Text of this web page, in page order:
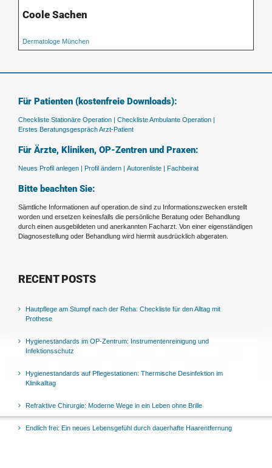
Coole Sachen
Dermatologe München
Für Patienten (kostenfreie Downloads):
Checkliste Stationäre Operation | Checkliste Ambulante Operation |
Erstes Beratungsgespräch Arzt-Patient
Für Ärzte, Kliniken, OP-Zentren und Praxen:
Neues Profil anlegen | Profil ändern | Autorenliste | Fachbeirat
Bitte beachten Sie:
Sämtliche Informationen auf operation.de sind zu Informationszwecken erstellt
worden und ersetzen keinesfalls die persönliche Beratung oder Behandlung
durch einen ausgebildeten und anerkannten Facharzt. Von einer eigenständigen
Diagnosestellung oder Behandlung wird hiermit ausdrücklich abgeraten.
RECENT POSTS
Hautpflege am Stumpf nach der Reha: Checkliste für den Alltag mit
Prothese
Hygienestandards im OP-Zentrum: Instrumentenreinigung und
Infektionsschutz
Hygienestandards auf Pflegestationen: Thermische Desinfektion im
Klinikalltag
Refraktive Chirurgie: Moderne Wege in ein Leben ohne Brille
Endlich frei: Ein neues Lebensgefühl durch dauerhafte Haarentfernung